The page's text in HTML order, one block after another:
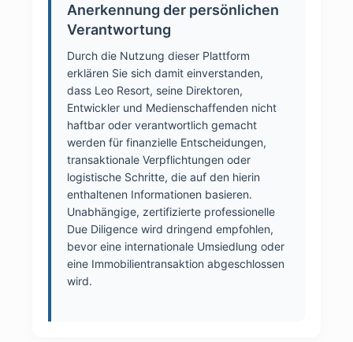
Anerkennung der persönlichen
Verantwortung
Durch die Nutzung dieser Plattform
erklären Sie sich damit einverstanden,
dass Leo Resort, seine Direktoren,
Entwickler und Medienschaffenden nicht
haftbar oder verantwortlich gemacht
werden für finanzielle Entscheidungen,
transaktionale Verpflichtungen oder
logistische Schritte, die auf den hierin
enthaltenen Informationen basieren.
Unabhängige, zertifizierte professionelle
Due Diligence wird dringend empfohlen,
bevor eine internationale Umsiedlung oder
eine Immobilientransaktion abgeschlossen
wird.